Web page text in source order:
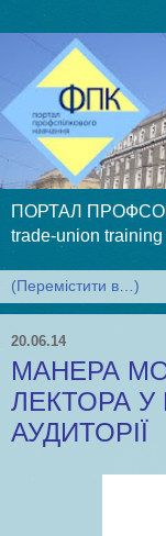
ПОРТАЛ
trade-union
20.06.14
МАНЕРА
ЛЕКТОРА У
АУДИТОРІЇ